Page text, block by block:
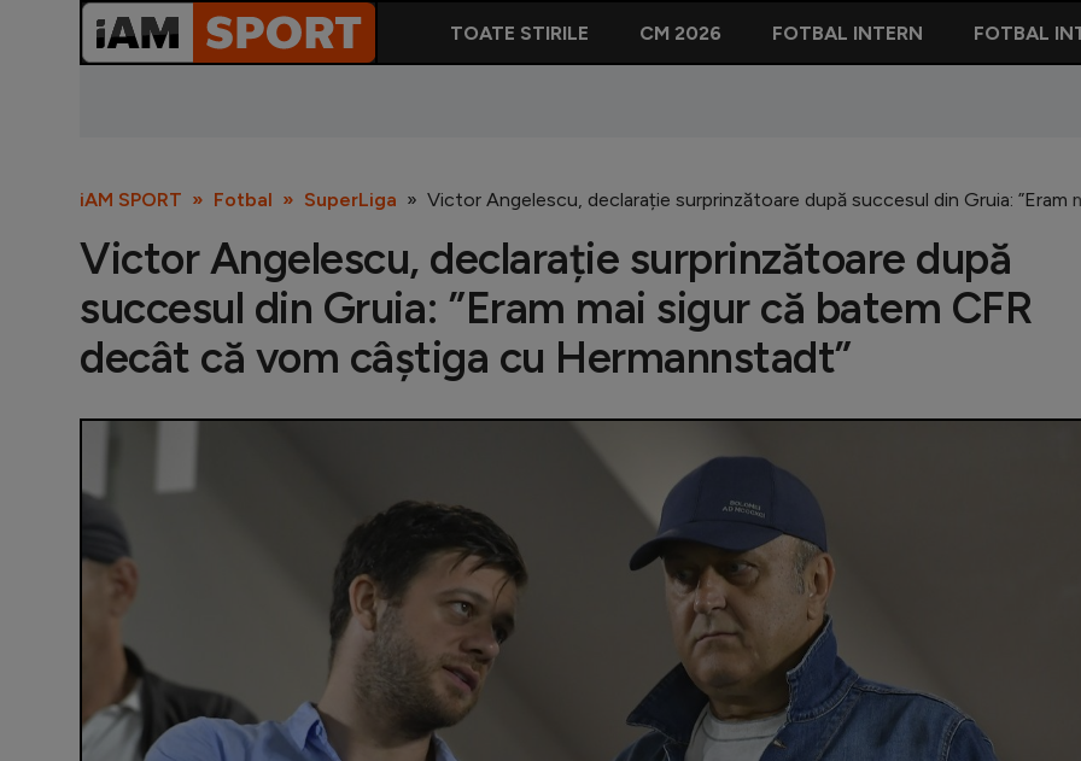
TOATE STIRILE CM 2026 FOTBAL INTERN FOTBAL
iAM SPORT Fotbal SuperLiga Victor Angelescu, declarație surprinzătoare după succesul din Gruia:
Victor Angelescu, declarație surprinzătoare după
succesul din Gruia: ”Eram mai sigur că batem CFR
decât că vom câștiga cu Hermannstadt”